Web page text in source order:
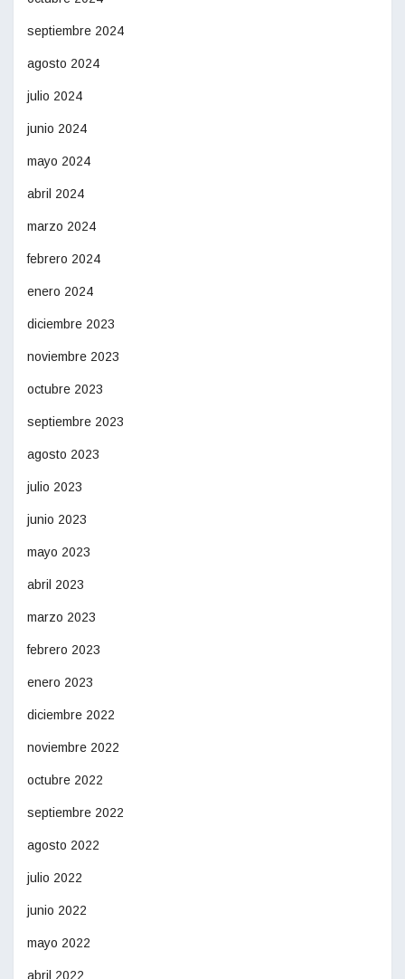
septiembre 2024
agosto 2024
julio 2024
junio 2024
mayo 2024
abril 2024
marzo 2024
febrero 2024
enero 2024
diciembre 2023
noviembre 2023
octubre 2023
septiembre 2023
agosto 2023
julio 2023
junio 2023
mayo 2023
abril 2023
marzo 2023
febrero 2023
enero 2023
diciembre 2022
noviembre 2022
octubre 2022
septiembre 2022
agosto 2022
julio 2022
junio 2022
mayo 2022
abril 2022